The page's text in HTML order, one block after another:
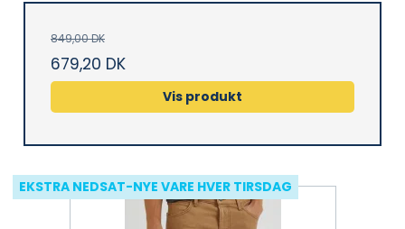
849,00 DK
679,20 DK
Vis produkt
EKSTRA NEDSAT-NYE VARE HVER TIRSDAG